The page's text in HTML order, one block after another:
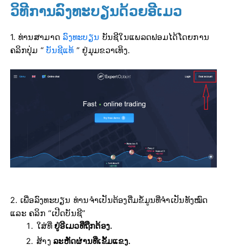
ວິທີການລົງທະບຽນດ້ວຍອີເມວ
1. ທ່ານສາມາດລົງທະບຽນ ບັນຊີໃນແພລດຟອມໄດ້ໂດຍການ
ຄລິກປຸ່ມ “ບັນຊີແທ້ ” ຢູ່ມຸມຂວາເທິງ.
2. ເພື່ອລົງທະບຽນ ທ່ານຈຳເປັນຕ້ອງຕື່ມຂໍ້ມູນທີ່ຈຳເປັນທັງໝົດ
ແລະ ຄລິກ “ເປີດບັນຊີ”
ໃສ່ທີ່ ຢູ່ອີເມວທີ່ຖືກຕ້ອງ.
ສ້າງລະຫັດຜ່ານທີ່ເຂັ້ມແຂງ.